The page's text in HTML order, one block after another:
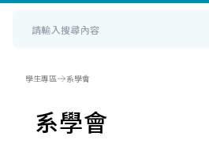
學生專區 系學會
系學會